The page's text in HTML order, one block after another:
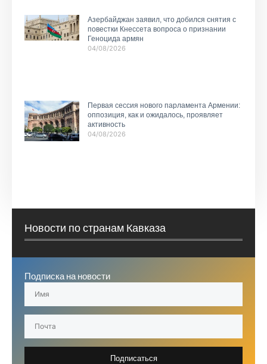
Азербайджан заявил, что добился снятия с
повестки Кнессета вопроса о признании
Геноцида армян
04/08/2026
Первая сессия нового парламента Армении:
оппозиция, как и ожидалось, проявляет
активность
04/08/2026
Новости по странам Кавказа
Подписка на новости
Подписаться